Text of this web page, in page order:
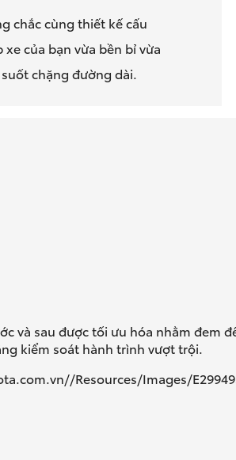
chắc cùng thiết kế cấu
của bạn vừa bền bỉ vừa
chặng đường dài.
và sau được tối ưu hóa nhằm đem
kiểm soát hành trình vượt trội.